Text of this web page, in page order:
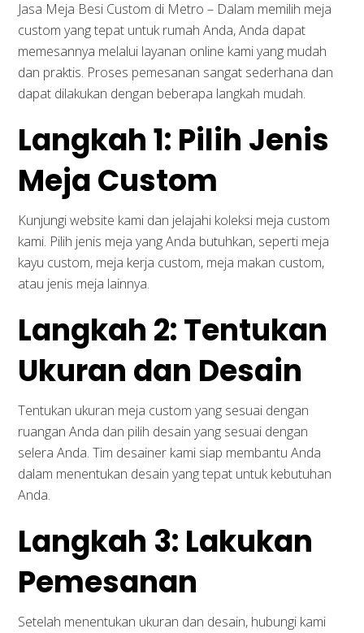
Jasa Meja Besi Custom di Metro – Dalam memilih meja
custom yang tepat untuk rumah Anda, Anda dapat
memesannya melalui layanan online kami yang mudah
dan praktis. Proses pemesanan sangat sederhana dan
dapat dilakukan dengan beberapa langkah mudah.
Langkah 1: Pilih Jenis
Meja Custom
Kunjungi website kami dan jelajahi koleksi meja custom
kami. Pilih jenis meja yang Anda butuhkan, seperti meja
kayu custom, meja kerja custom, meja makan custom,
atau jenis meja lainnya.
Langkah 2: Tentukan
Ukuran dan Desain
Tentukan ukuran meja custom yang sesuai dengan
ruangan Anda dan pilih desain yang sesuai dengan
selera Anda. Tim desainer kami siap membantu Anda
dalam menentukan desain yang tepat untuk kebutuhan
Anda.
Langkah 3: Lakukan
Pemesanan
Setelah menentukan ukuran dan desain, hubungi kami
Kontak Kami
Whatsapp Us
office@interiorkantor.co.id
Pergudangan Kopo 322 Bandung
Desain Interior
Tentang Kami
Inspirasi
Kontak Kami
Portofolio
Layanan Kami
Desain Interior Ruang Direktur
Desain Interior Ruang Meeting
Desain Interior Ruang Kerja